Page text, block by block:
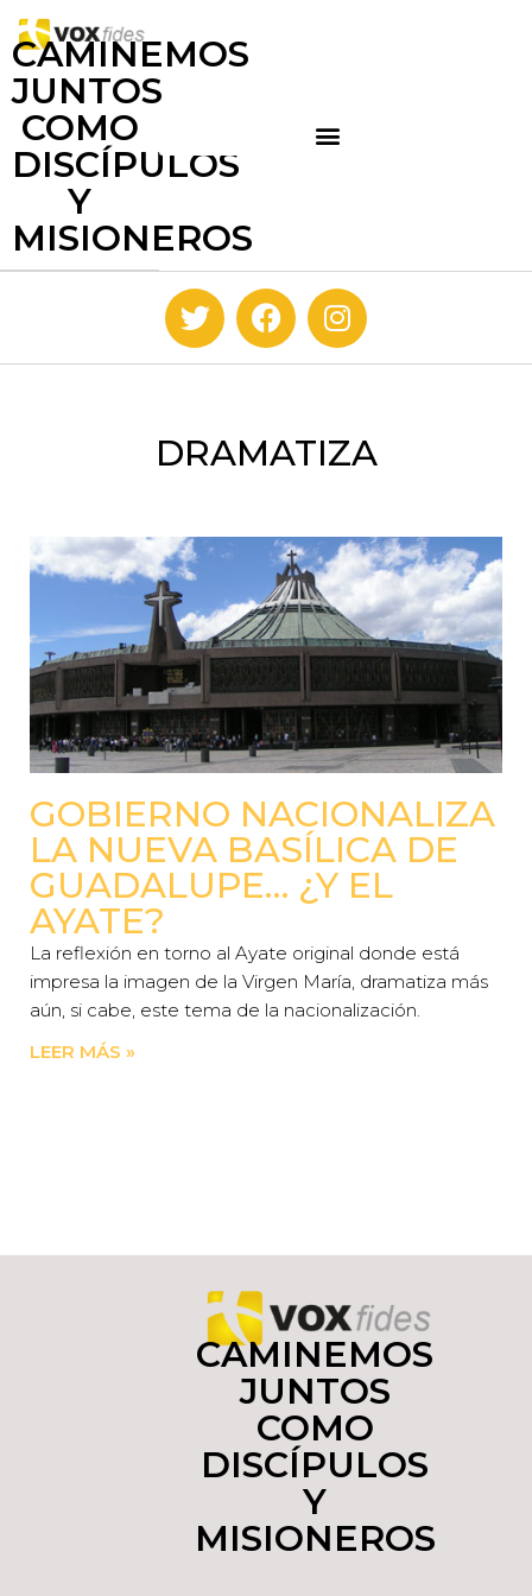
CAMINEMOS
JUNTOS
COMO
DISCÍPULOS
Y
MISIONEROS
DRAMATIZA
GOBIERNO NACIONALIZA
LA NUEVA BASÍLICA DE
GUADALUPE… ¿Y EL
AYATE?
La reflexión en torno al Ayate original donde está
impresa la imagen de la Virgen María, dramatiza más
aún, si cabe, este tema de la nacionalización.
LEER MÁS »
CAMINEMOS
JUNTOS
COMO
DISCÍPULOS
Y
MISIONEROS